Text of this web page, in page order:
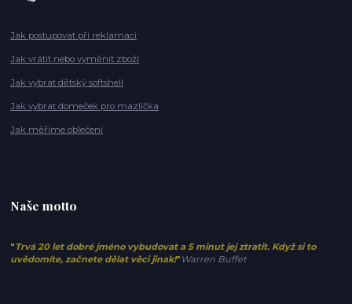
Jak postupovat při reklamaci
Jak vrátit nebo vyměnit zboží
Jak vybrat dětský softshell
Jak vybrat domeček pro mazlíčka
Jak měříme oblečení
Naše motto
" Trvá 20 let dobré jméno vybudovat a 5 minut jej ztratit. Když si to
uvědomíte, začnete dělat věci jinak!" Warren Buffet